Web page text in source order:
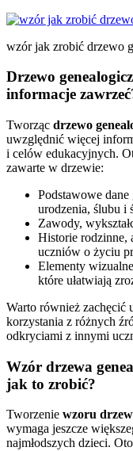
wzór jak zrobić drzewo
Drzewo
informacje
Tworząc drzewo
uwzględnić więcej
i celów edukacyjnych.
zawarte w drzewie:
Podstawowe
urodzenia, ślubu i
Zawody,
Historie rodzinne,
uczniów o życiu
Elementy
które ułatwiają
Warto również zachęcić
korzystania z różnych
odkryciami z innymi
Wzór drzewa
jak to zrobić?
Tworzenie wzoru
wymaga jeszcze
najmłodszych dzieci.